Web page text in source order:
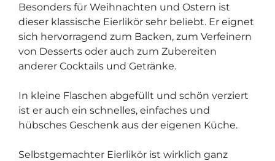
Besonders für Weihnachten und Ostern ist
dieser klassische Eierlikör sehr beliebt. Er eignet
sich hervorragend zum Backen, zum Verfeinern
von Desserts oder auch zum Zubereiten
anderer Cocktails und Getränke.
In kleine Flaschen abgefüllt und schön verziert
ist er auch ein schnelles, einfaches und
hübsches Geschenk aus der eigenen Küche.
Selbstgemachter Eierlikör ist wirklich ganz